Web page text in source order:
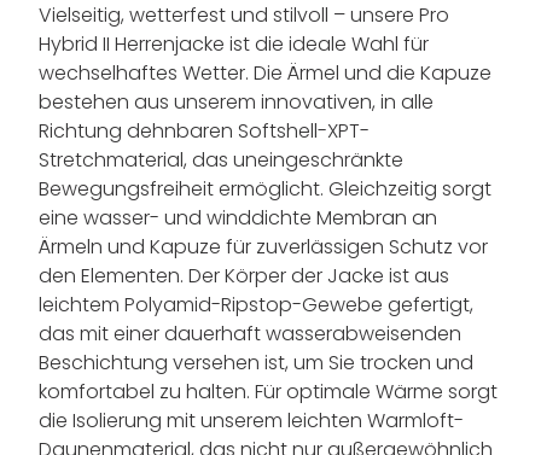
Vielseitig, wetterfest und stilvoll – unsere Pro
Hybrid II Herrenjacke ist die ideale Wahl für
wechselhaftes Wetter. Die Ärmel und die Kapuze
bestehen aus unserem innovativen, in alle
Richtung dehnbaren Softshell-XPT-
Stretchmaterial, das uneingeschränkte
Bewegungsfreiheit ermöglicht. Gleichzeitig sorgt
eine wasser- und winddichte Membran an
Ärmeln und Kapuze für zuverlässigen Schutz vor
den Elementen. Der Körper der Jacke ist aus
leichtem Polyamid-Ripstop-Gewebe gefertigt,
das mit einer dauerhaft wasserabweisenden
Beschichtung versehen ist, um Sie trocken und
komfortabel zu halten. Für optimale Wärme sorgt
die Isolierung mit unserem leichten Warmloft-